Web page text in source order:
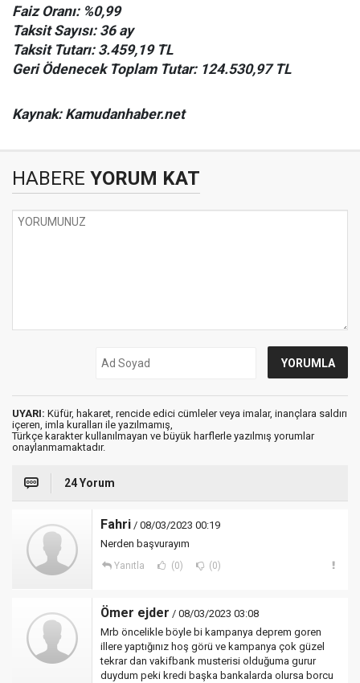
Faiz Oranı: %0,99
Taksit Sayısı: 36 ay
Taksit Tutarı: 3.459,19 TL
Geri Ödenecek Toplam Tutar: 124.530,97 TL
Kaynak: Kamudanhaber.net
HABERE YORUM KAT
UYARI: Küfür, hakaret, rencide edici cümleler veya imalar, inançlara saldırı
içeren, imla kuralları ile yazılmamış,
Türkçe karakter kullanılmayan ve büyük harflerle yazılmış yorumlar
onaylanmamaktadır.
24 Yorum
Fahri / 08/03/2023 00:19
Nerden başvurayım
Yanıtla (0) (0)
Ömer ejder / 08/03/2023 03:08
Mrb öncelikle böyle bi kampanya deprem goren
illere yaptığınız hoş görü ve kampanya çok güzel
tekrar dan vakifbank musterisi olduğuma gurur
duydum peki kredi başka bankalarda olursa borcu